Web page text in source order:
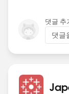
フを表現する
よろしくお願
kaho-
댓글 추
댓글